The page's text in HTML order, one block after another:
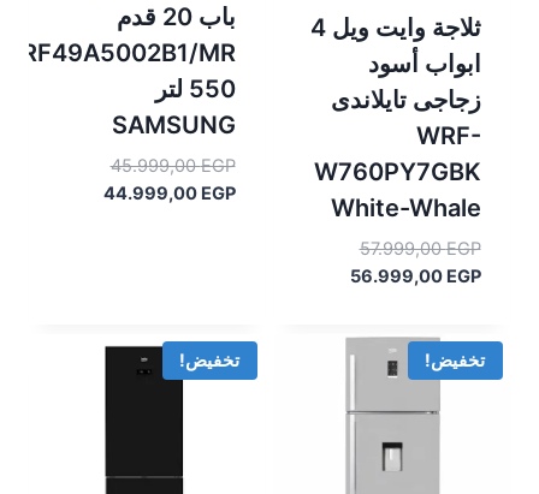
ثلاجة وايت ويل 4
ابواب أسود
زجاجى تايلاندى
WRF-
W760PY7GBK
White-Whale
57.999,00EGP
السعر
الأصلي56.999,00 EGP
56.999,00 EGP.
باب 20 قدم
RF49A5002B1/MR
550 لتر
SAMSUNG
45.999,00EGP
السعر
الأصلي44.999,00 EGP
السعر
تخفيض! تخفيض!